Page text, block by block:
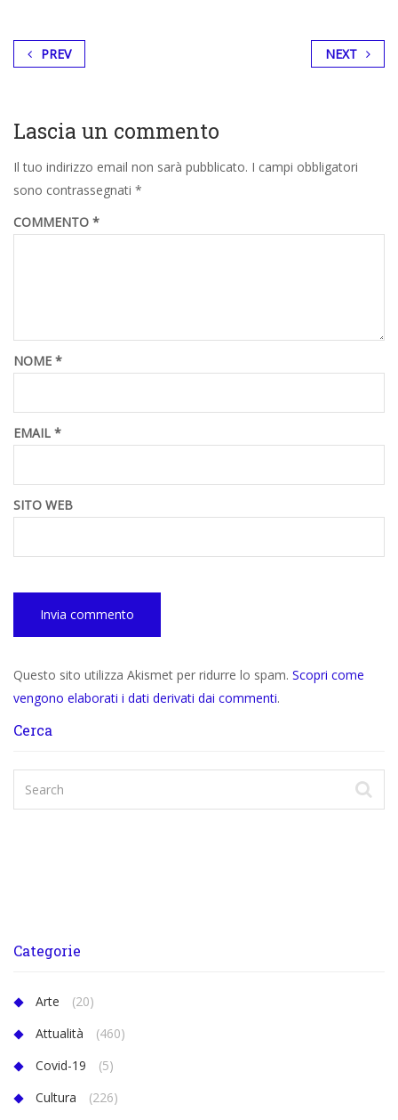
PREV NEXT
Lascia un commento
Il tuo indirizzo email non sarà pubblicato. I campi obbligatori
sono contrassegnati *
COMMENTO *
NOME *
EMAIL *
SITO WEB
Questo sito utilizza Akismet per ridurre lo spam. Scopri come
vengono elaborati i dati derivati dai commenti.
Cerca
Categorie
Arte
(20)
Attualità
(460)
Covid-19
(5)
Cultura
(226)